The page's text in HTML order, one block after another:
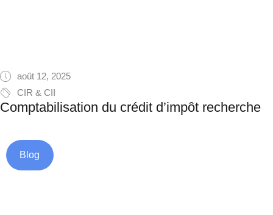
août 12, 2025
CIR & CII
Comptabilisation du crédit d’impôt recherche
Blog